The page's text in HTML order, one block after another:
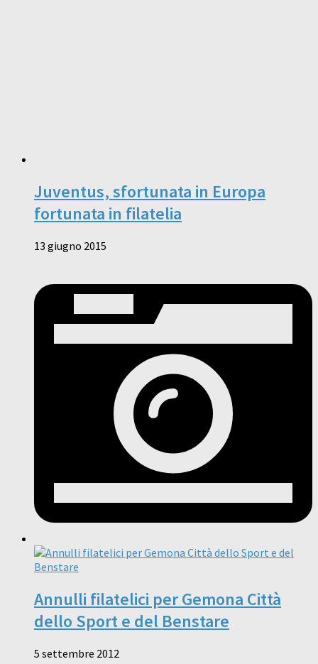
Juventus, sfortunata in Europa
fortunata in filatelia
13 giugno 2015
Annulli filatelici per Gemona Città
dello Sport e del Benstare
5 settembre 2012